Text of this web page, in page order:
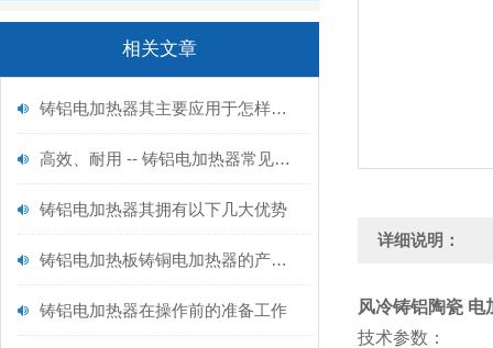
相关文章
铸铝电加热器其主要应用于怎样的领域呢？
高效、耐用 -- 铸铝电加热器常见问题及解决方法
铸铝电加热器其拥有以下几大优势
铸铝电加热板铸铜电加热器的产品功能及产品用途
铸铝电加热器在操作前的准备工作
详细说明：
风冷铸铝陶瓷 电
技术参数：